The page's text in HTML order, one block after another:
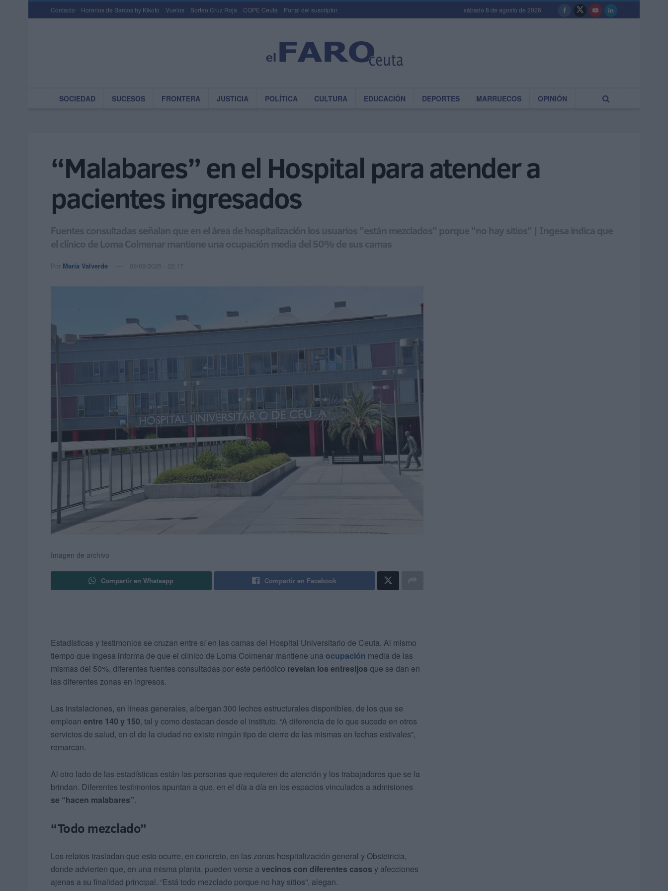
Contacto Horarios de Barcos by Kikoto Vuelos Sorteo Cruz Roja COPE Ceuta Portal del suscriptor sábado 8 de agosto de 2026
SOCIEDAD SUCESOS FRONTERA JUSTICIA POLÍTICA CULTURA EDUCACIÓN DEPORTES MARRUECOS OPINIÓN
“Malabares” en el Hospital para atender a
pacientes ingresados
Fuentes consultadas señalan que en el área de hospitalización los usuarios "están mezclados" porque "no hay sitios" | Ingesa indica que
el clínico de Loma Colmenar mantiene una ocupación media del 50% de sus camas
Por María Valverde 09/08/2025 - 22:17
Imagen de archivo
Compartir en Whatsapp Compartir en Facebook
Estadísticas y testimonios se cruzan entre sí en las camas del Hospital Universitario de Ceuta. Al mismo
tiempo que Ingesa informa de que el clínico de Loma Colmenar mantiene una ocupación media de las
mismas del 50%, diferentes fuentes consultadas por este periódico revelan los entresijos que se dan en
las diferentes zonas en ingresos.
Las instalaciones, en líneas generales, albergan 300 lechos estructurales disponibles, de los que se
emplean entre 140 y 150, tal y como destacan desde el instituto. “A diferencia de lo que sucede en otros
servicios de salud, en el de la ciudad no existe ningún tipo de cierre de las mismas en fechas estivales”,
remarcan.
Al otro lado de las estadísticas están las personas que requieren de atención y los trabajadores que se la
brindan. Diferentes testimonios apuntan a que, en el día a día en los espacios vinculados a admisiones
se “hacen malabares”.
“Todo mezclado”
Los relatos trasladan que esto ocurre, en concreto, en las zonas hospitalización general y Obstetricia,
donde advierten que, en una misma planta, pueden verse a vecinos con diferentes casos y afecciones
ajenas a su finalidad principal. “Está todo mezclado porque no hay sitios”, alegan.